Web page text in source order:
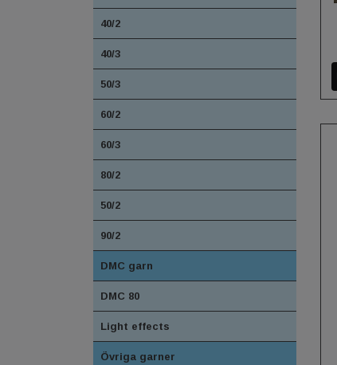
40/2
40/3
50/3
60/2
60/3
80/2
50/2
90/2
DMC garn
DMC 80
Light effects
Övriga garner